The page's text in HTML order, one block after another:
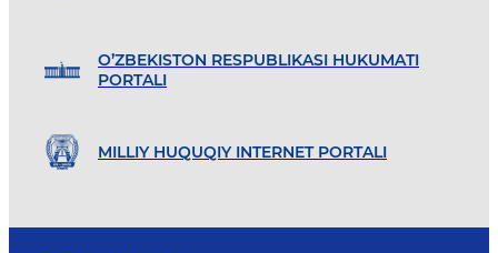
O’ZBEKISTON RESPUBLIKASI HUKUMATI
PORTALI
MILLIY HUQUQIY INTERNET PORTALI